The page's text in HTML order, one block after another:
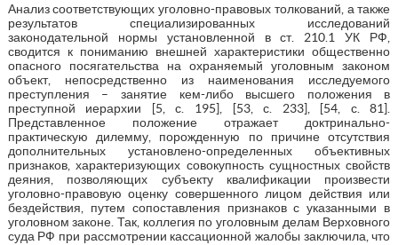
Анализ соответствующих уголовно-правовых толкований, а также
результатов специализированных исследований
законодательной нормы установленной в ст. 210.1 УК РФ,
сводится к пониманию внешней характеристики общественно
опасного посягательства на охраняемый уголовным законом
объект, непосредственно из наименования исследуемого
преступления – занятие кем-либо высшего положения в
преступной иерархии [5, с. 195], [53, с. 233], [54, с. 81].
Представленное положение отражает доктринально-
практическую дилемму, порожденную по причине отсутствия
дополнительных установлено-определенных объективных
признаков, характеризующих совокупность сущностных свойств
деяния, позволяющих субъекту квалификации произвести
уголовно-правовую оценку совершенного лицом действия или
бездействия, путем сопоставления признаков с указанными в
уголовном законе. Так, коллегия по уголовным делам Верховного
суда РФ при рассмотрении кассационной жалобы заключила, что